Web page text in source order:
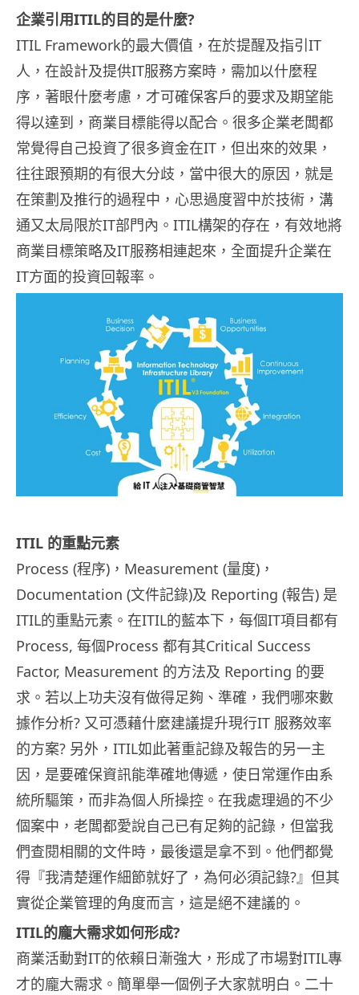
企業引用ITIL的目的是什麼?
ITIL Framework的最大價值，在於提醒及指引IT
人，在設計及提供IT服務方案時，需加以什麼程
序，著眼什麼考慮，才可確保客戶的要求及期望能
得以達到，商業目標能得以配合。很多企業老闆都
常覺得自己投資了很多資金在IT，但出來的效果，
往往跟預期的有很大分歧，當中很大的原因，就是
在策劃及推行的過程中，心思過度習中於技術，溝
通又太局限於IT部門內。ITIL構架的存在，有效地將
商業目標策略及IT服務相連起來，全面提升企業在
IT方面的投資回報率。
ITIL 的重點元素
Process (程序)，Measurement (量度)，
Documentation (文件記錄)及 Reporting (報告) 是
ITIL的重點元素。在ITIL的藍本下，每個IT項目都有
Process, 每個Process 都有其Critical Success
Factor, Measurement 的方法及 Reporting 的要
求。若以上功夫沒有做得足夠、準確，我們哪來數
據作分析? 又可憑藉什麼建議提升現行IT 服務效率
的方案? 另外，ITIL如此著重記錄及報告的另一主
因，是要確保資訊能準確地傳遞，使日常運作由系
統所驅策，而非為個人所操控。在我處理過的不少
個案中，老闆都愛說自己已有足夠的記錄，但當我
們查閱相關的文件時，最後還是拿不到。他們都覺
得『我清楚運作細節就好了，為何必須記錄?』但其
實從企業管理的角度而言，這是絕不建議的。
ITIL的龐大需求如何形成?
商業活動對IT的依賴日漸強大，形成了市場對ITIL專
才的龐大需求。簡單舉一個例子大家就明白。二十